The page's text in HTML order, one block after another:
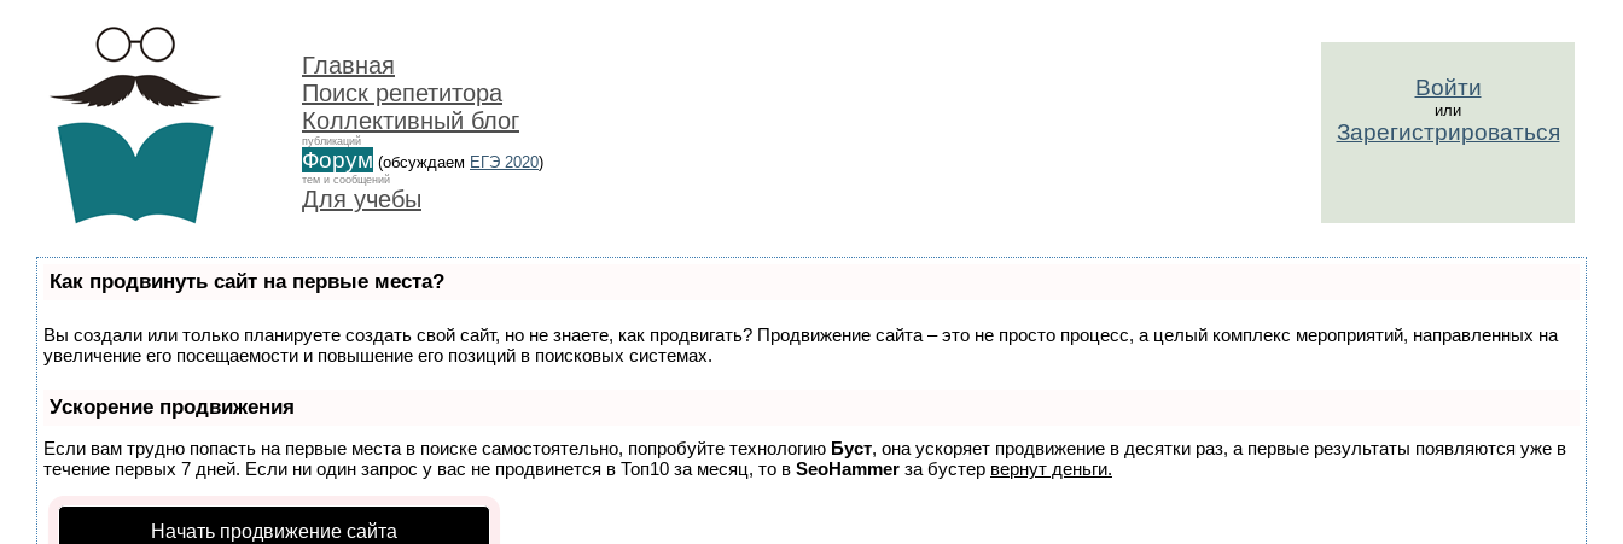
Главная
Поиск репетитора
Коллективный блог
публикаций
Форум (обсуждаем ЕГЭ 2020)
тем и сообщений
Для учебы
Войти
или
Зарегистрироваться
Как продвинуть сайт на первые места?
Вы создали или только планируете создать свой сайт, но не знаете, как продвигать? Продвижение сайта – это не просто процесс, а целый комплекс мероприятий, направленных на
увеличение его посещаемости и повышение его позиций в поисковых системах.
Ускорение продвижения
Если вам трудно попасть на первые места в поиске самостоятельно, попробуйте технологию Буст, она ускоряет продвижение в десятки раз, а первые результаты появляются уже в
течение первых 7 дней. Если ни один запрос у вас не продвинется в Топ10 за месяц, то в SeoHammer за бустер вернут деньги.
Начать продвижение сайта